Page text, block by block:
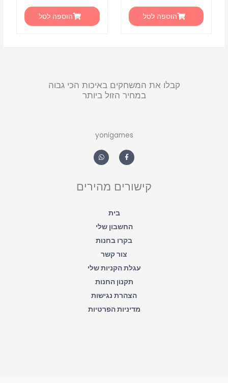
הוספה לסל הוספה לסל
קבלו את המשחקים באיכות הכי גבוה
במחיר הזול ביותר
yonigames
a
c
e
o
h
a
t
p
p
קישורים מהירים
בית
החשבון שלי
בקרו בחנות
צור קשר
עגלת הקניות שלי
תקנון החנות
הצהרת נגישות
מדיניות הפרטיות